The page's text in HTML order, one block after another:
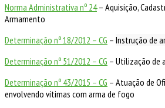
Norma Administrativa nº 24– Aquisição,
Armamento
Determinação nº 18/2012 – CG – Instrução de
Determinação nº 51/2012 – CG – Utilização de
Determinação nº 43/2015 – CG – Atuação de
envolvendo vítimas com arma de fogo